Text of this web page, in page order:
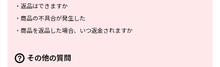
・ 返品はできますか
・ 商品の不具合が発生した
・ 商品を返品した場合、 いつ返金されますか
その他の質問